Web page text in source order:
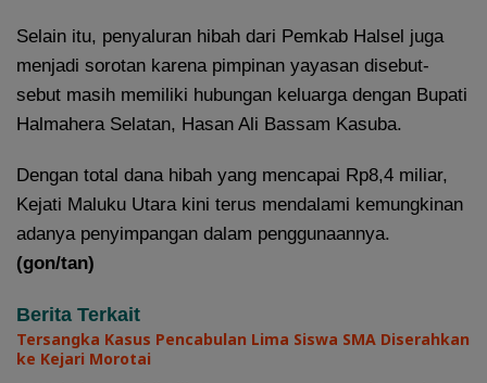
Selain itu, penyaluran hibah dari Pemkab Halsel juga
menjadi sorotan karena pimpinan yayasan disebut-
sebut masih memiliki hubungan keluarga dengan Bupati
Halmahera Selatan, Hasan Ali Bassam Kasuba.
Dengan total dana hibah yang mencapai Rp8,4 miliar,
Kejati Maluku Utara kini terus mendalami kemungkinan
adanya penyimpangan dalam penggunaannya.
(gon/tan)
Berita Terkait
Tersangka Kasus Pencabulan Lima Siswa SMA Diserahkan
ke Kejari Morotai